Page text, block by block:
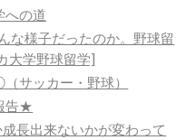
への道
な様子だったのか。野球留
大学野球留学]
サッカー・野球）
告★
長出来ないかが変わって